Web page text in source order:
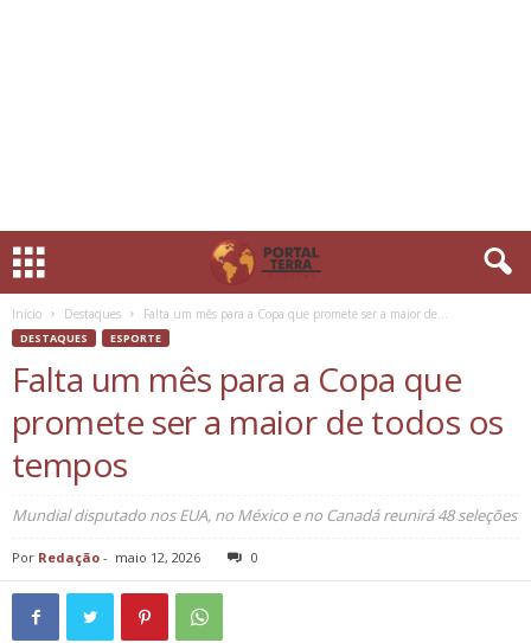
Início Destaques Falta um mês para a Copa que promete ser a maior de...
DESTAQUES ESPORTE
Falta um mês para a Copa que
promete ser a maior de todos os
tempos
Mundial disputado nos EUA, no México e no Canadá reunirá 48 seleções
Por Redação - maio 12, 2026 0